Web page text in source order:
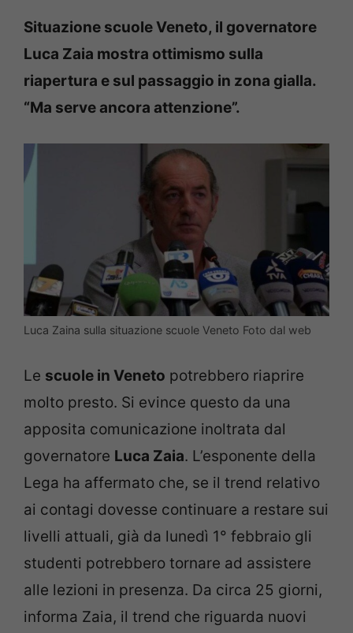
Situazione scuole Veneto, il governatore
Luca Zaia mostra ottimismo sulla
riapertura e sul passaggio in zona gialla.
“Ma serve ancora attenzione”.
Luca Zaina sulla situazione scuole Veneto Foto dal web
Le scuole in Veneto potrebbero riaprire
molto presto. Si evince questo da una
apposita comunicazione inoltrata dal
governatore Luca Zaia. L’esponente della
Lega ha affermato che, se il trend relativo
ai contagi dovesse continuare a restare sui
livelli attuali, già da lunedì 1° febbraio gli
studenti potrebbero tornare ad assistere
alle lezioni in presenza. Da circa 25 giorni,
informa Zaia, il trend che riguarda nuovi